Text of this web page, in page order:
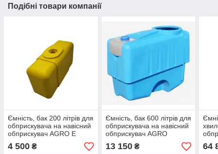
Подібні товари компанії
Ємність, бак 200 літрів для
обприскувача на навісний
обприскувач AGRO E
4 500 ₴
Ємність, бак 600 літрів для
обприскувача на навісний
обприскувач AGRO
13 150₴ 64